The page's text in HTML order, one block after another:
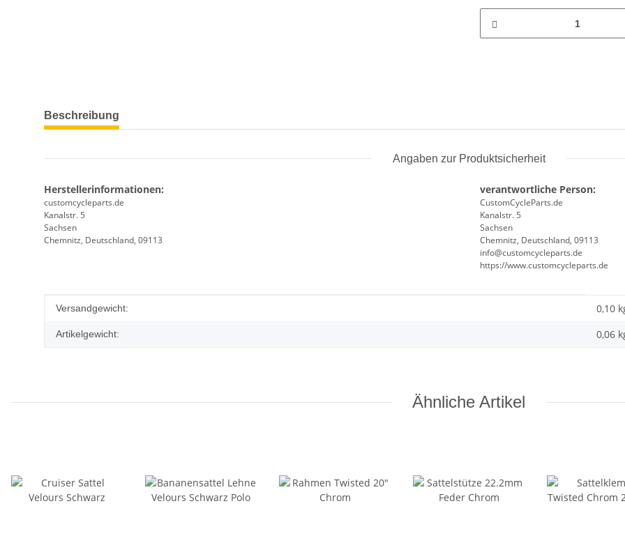
weitere Registerkarten anzeigen
Beschreibung
Angaben zur Produktsicherheit
Herstellerinformationen:
customcycleparts.de
Kanalstr. 5
Sachsen
Chemnitz, Deutschland, 09113
verantwortliche Person:
CustomCycleParts.de
Kanalstr. 5
Sachsen
Chemnitz, Deutschland, 09113
info@customcycleparts.de
https://www.customcycleparts.de
Produkteigenschaft
Wert
Versandgewicht: 0,10
Artikelgewicht: 0,06
Ähnliche Artikel